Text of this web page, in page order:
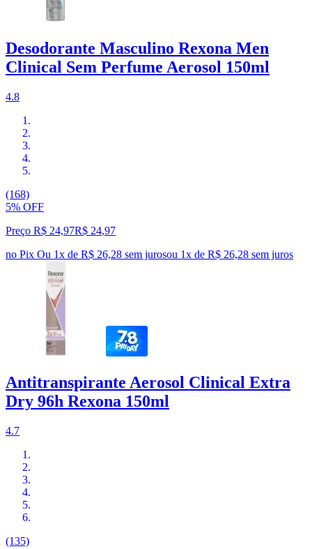
Desodorante Masculino Rexona Men
Clinical Sem Perfume Aerosol 150ml
4.8
(168)
5% OFF
Preço R$ 24,97R$ 24,97
no Pix Ou 1x de R$ 26,28 sem jurosou 1x de R$ 26,28 sem juros
Antitranspirante Aerosol Clinical Extra
Dry 96h Rexona 150ml
4.7
(135)